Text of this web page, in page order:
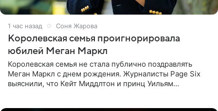
1 час назад Соня Жарова
Королевская семья проигнорировала
юбилей Меган Маркл
Королевская семья не стала публично поздравлять
Меган Маркл с днем рождения. Журналисты Page Six
выяснили, что Кейт Миддлтон и принц Уильям